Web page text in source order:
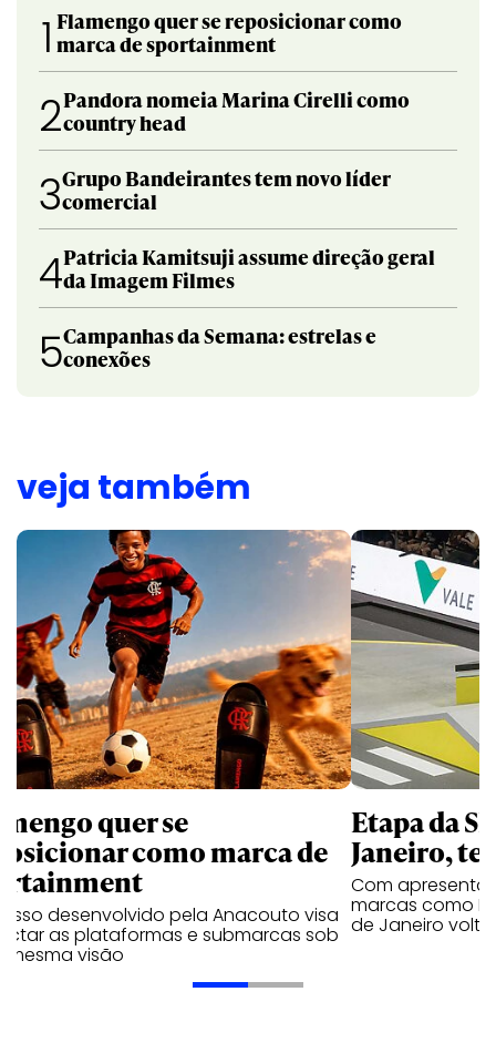
1 Flamengo quer se reposicionar como
marca de sportainment
2Pandora nomeia Marina Cirelli como
country head
3Grupo Bandeirantes tem novo líder
comercial
4Patricia Kamitsuji assume direção geral
da Imagem Filmes
5Campanhas da Semana: estrelas e
conexões
veja também
quer se
como marca de
desenvolvido pela Anacouto visa
as plataformas e submarcas sob
mesma visão
Etapa da
Janeiro,
Com
marcas como
de Janeiro